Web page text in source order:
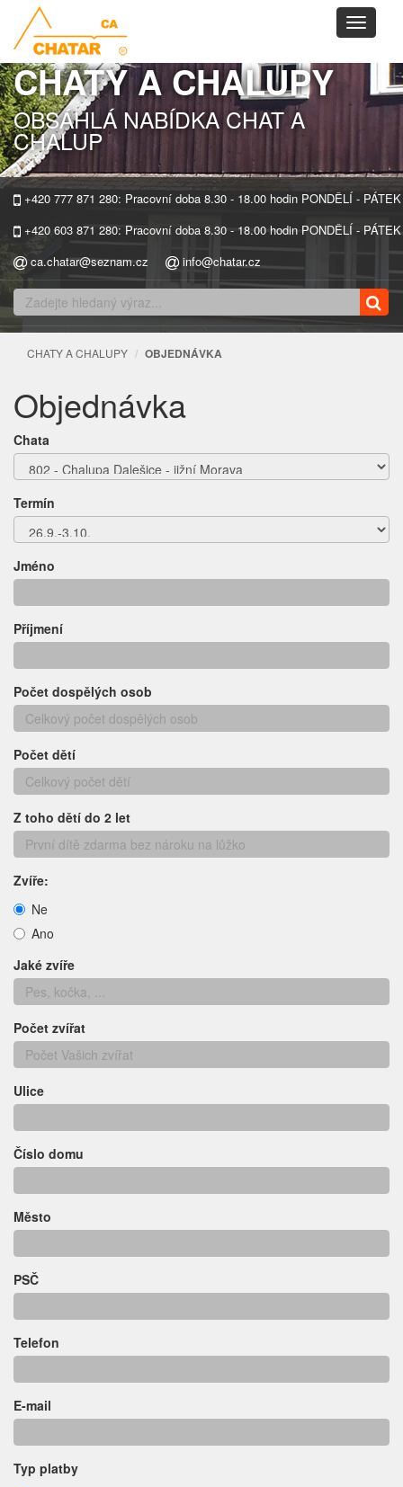
Toggle
CHATY A CHALUPY
OBSÁHLÁ NABÍDKA CHAT A
CHALUP
+420 777 871 280: Pracovní doba 8.30 - 18.00 hodin PONDĚLÍ - PÁTEK
+420 603 871 280: Pracovní doba 8.30 - 18.00 hodin PONDĚLÍ - PÁTEK
ca.chatar@seznam.cz
info@chatar.cz
CHATY A CHALUPY OBJEDNÁVKA
Objednávka
Chata
Termín
Jméno
Příjmení
Počet dospělých osob
Počet dětí
Z toho dětí do 2 let
Zvíře:
Ne
Ano
Jaké zvíře
Počet zvířat
Ulice
Číslo domu
Město
PSČ
Telefon
E-mail
Typ platby